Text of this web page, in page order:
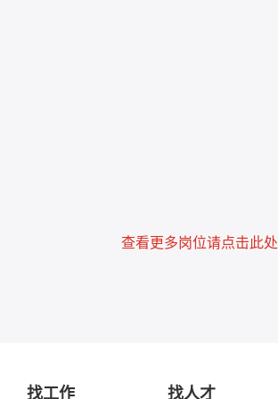
查看更多岗位请点击此处
找工作 找人才